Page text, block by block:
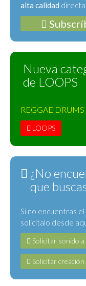
alta calidad
Nueva
de LOOPS
REGGAE
LOOPS
¿No
que
Si no encuentras
solicítalo desde
Solicitar sonido a
Solicitar creación